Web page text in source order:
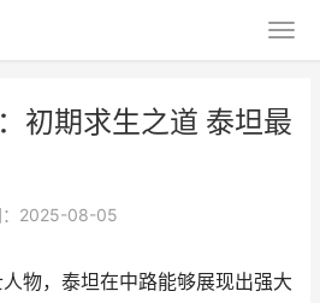
初期求生之道 泰坦最
：2025-08-05
物，泰坦在中路能够展现出强大